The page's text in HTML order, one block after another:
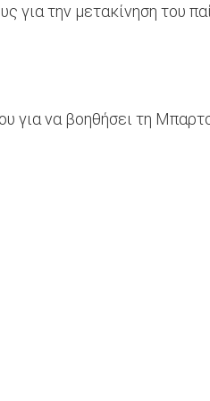
για την μετακίνηση του
να βοηθήσει τη